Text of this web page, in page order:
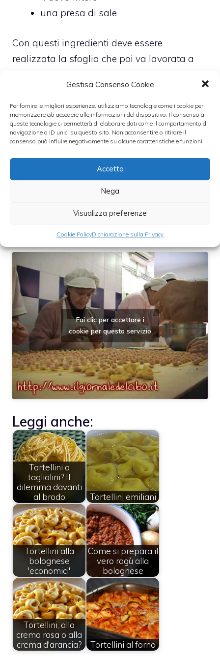
Gestisci Consenso Cookie
Per fornire le migliori esperienze, utilizziamo tecnologie come i cookie per
memorizzare e/o accedere alle informazioni del dispositivo. Il consenso a
queste tecnologie ci permetterà di elaborare dati come il comportamento di
navigazione o ID unici su questo sito. Non acconsentire o ritirare il
consenso può influire negativamente su alcune caratteristiche e funzioni.
Accetta
Nega
Visualizza preferenze
Cookie PolicyDichiarazione sulla Privacy
una presa di sale
Con questi ingredienti deve essere
realizzata la sfoglia che poi va lavorata a
riquadri per aggiungere il ripieno. I riquadri
devono essere di 4 cm per lato circa e al
centro deve essere poggiato il ripieno.
Devono essere piccoli perché nel cucchiaio
Per capire come realizzare la forma del
tortellino potete visionare dei video tutorial
su Youtube, noi abbiamo selezionato questo
del Giornale del Cibo:
Fai clic per accettare i
cookie per questo servizio
Leggi anche:
Tortellini o
tagliolini? Il
dilemma davanti
al brodo
Tortellini emiliani
Tortellini alla
bolognese
'economici'
Come si prepara il
vero ragù alla
bolognese
Tortellini, alla
crema rosa o alla
crema d'arancia?
Tortellini al forno